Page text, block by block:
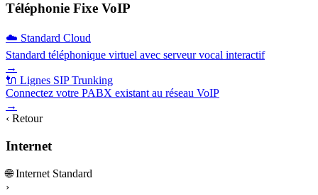
Téléphonie Fixe VoIP
☁️ Standard Cloud
Standard téléphonique virtuel avec serveur vocal interactif
→
🔌 Lignes SIP Trunking
Connectez votre PABX existant au réseau VoIP
→
‹ Retour
Internet
🌐 Internet Standard
›